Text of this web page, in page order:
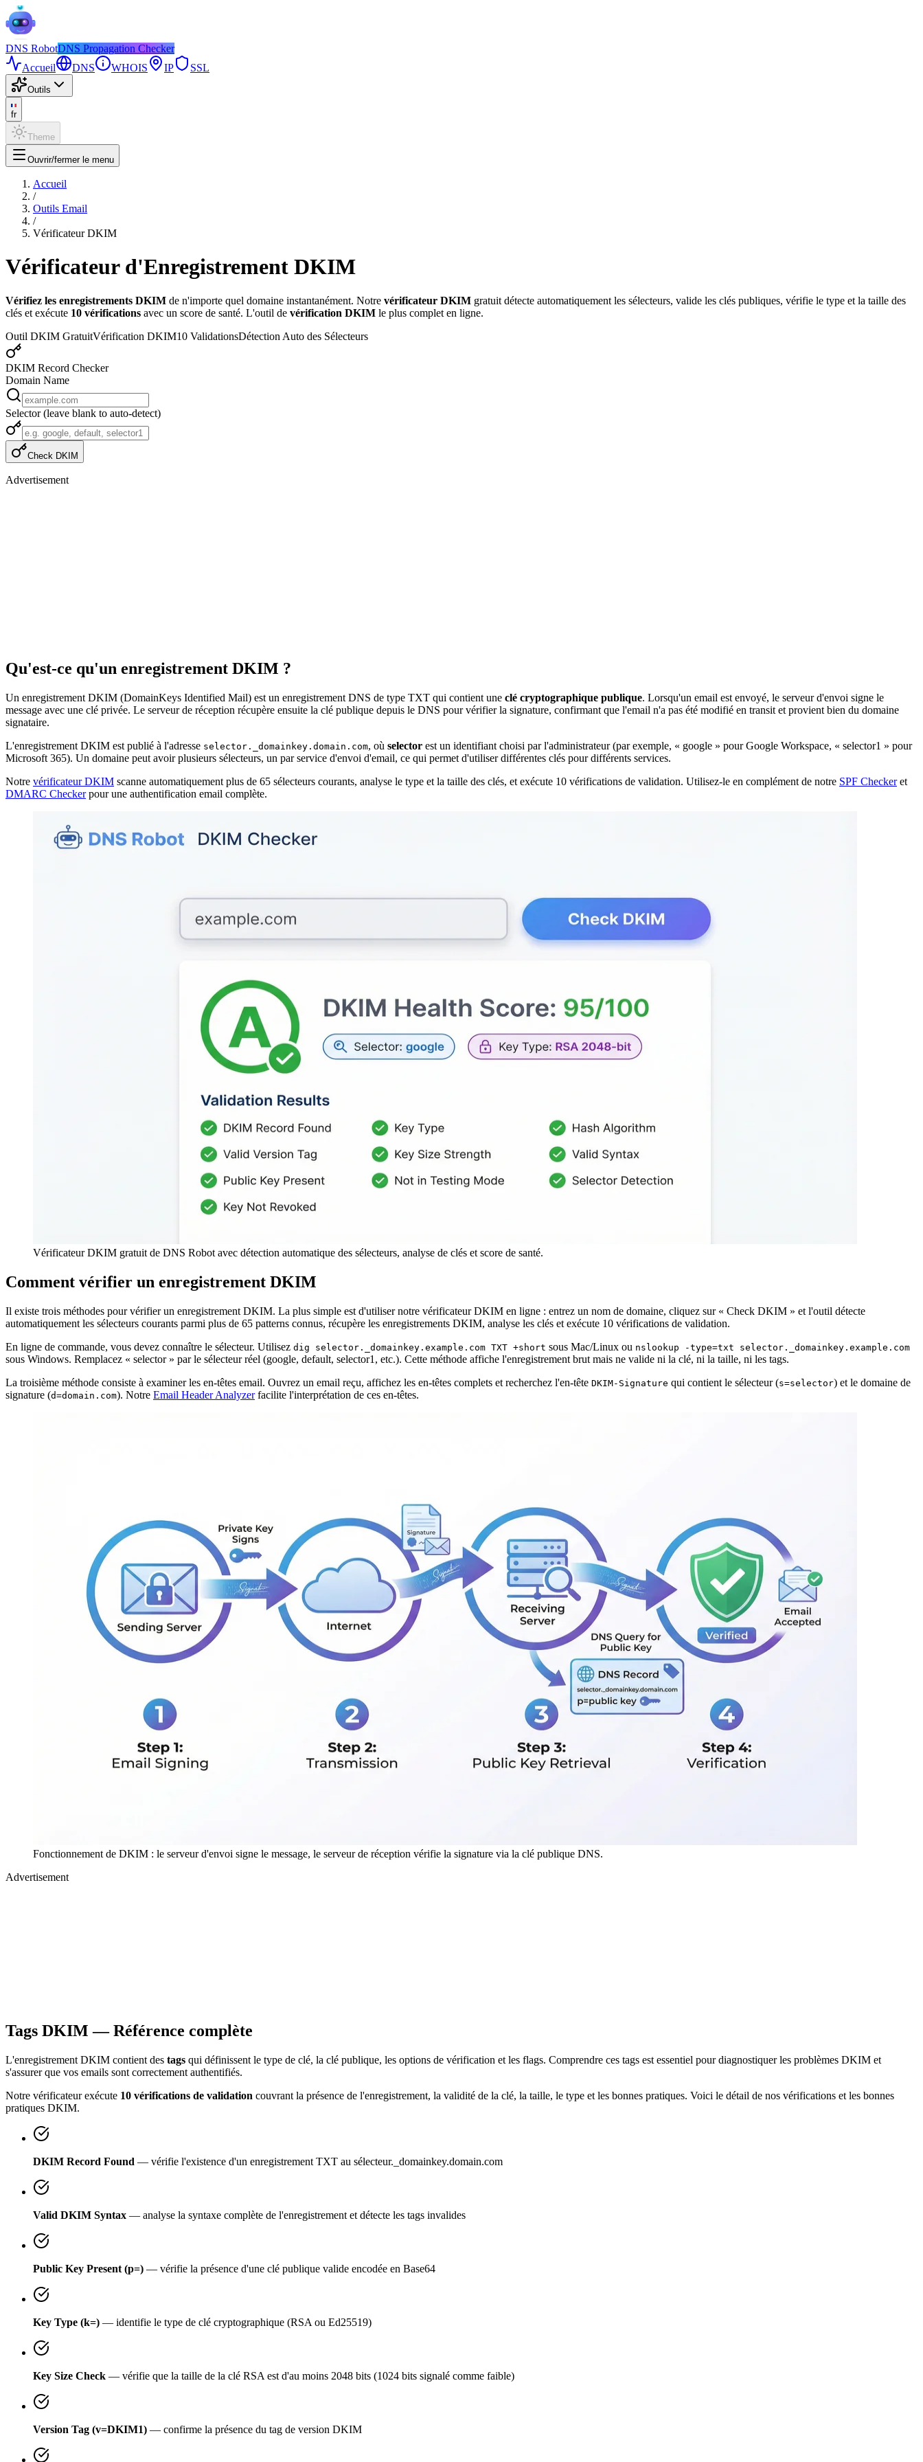
DNS RobotDNS Propagation Checker
Accueil
DNS WHOIS IP SSL
Outils
fr
Theme
Ouvrir/fermer le menu
Accueil
/
Outils Email
/
Vérificateur DKIM
Vérificateur d'Enregistrement DKIM
Vérifiez les enregistrements DKIM de n'importe quel domaine instantanément. Notre vérificateur DKIM gratuit détecte automatiquement les sélecteurs, valide les clés publiques, vérifie le type et la taille des
clés et exécute 10 vérifications avec un score de santé. L'outil de vérification DKIM le plus complet en ligne.
Outil DKIM GratuitVérification DKIM10 ValidationsDétection Auto des Sélecteurs
DKIM Record Checker
Domain Name
Selector(leave blank to auto-detect)
Check DKIM
Advertisement
Qu'est-ce qu'un enregistrement DKIM ?
Un enregistrement DKIM (DomainKeys Identified Mail) est un enregistrement DNS de type TXT qui contient une clé cryptographique publique. Lorsqu'un email est envoyé, le serveur d'envoi signe le
message avec une clé privée. Le serveur de réception récupère ensuite la clé publique depuis le DNS pour vérifier la signature, confirmant que l'email n'a pas été modifié en transit et provient bien du domaine
signataire.
L'enregistrement DKIM est publié à l'adresse selector._domainkey.domain.com, où selector est un identifiant choisi par l'administrateur (par exemple, « google » pour Google Workspace, « selector1 » pour
Microsoft 365). Un domaine peut avoir plusieurs sélecteurs, un par service d'envoi d'email, ce qui permet d'utiliser différentes clés pour différents services.
Notre vérificateur DKIM scanne automatiquement plus de 65 sélecteurs courants, analyse le type et la taille des clés, et exécute 10 vérifications de validation. Utilisez-le en complément de notre SPF Checkeret
DMARC Checkerpour une authentification email complète.
Vérificateur DKIM gratuit de DNS Robot avec détection automatique des sélecteurs, analyse de clés et score de santé.
Comment vérifier un enregistrement DKIM
Il existe trois méthodes pour vérifier un enregistrement DKIM. La plus simple est d'utiliser notre vérificateur DKIM en ligne : entrez un nom de domaine, cliquez sur « Check DKIM » et l'outil détecte
automatiquement les sélecteurs courants parmi plus de 65 patterns connus, récupère les enregistrements DKIM, analyse les clés et exécute 10 vérifications de validation.
En ligne de commande, vous devez connaître le sélecteur. Utilisez dig selector._domainkey.example.com TXT +short sous Mac/Linux ou nslookup -type=txt selector._domainkey.example.com
sous Windows. Remplacez « selector » par le sélecteur réel (google, default, selector1, etc.). Cette méthode affiche l'enregistrement brut mais ne valide ni la clé, ni la taille, ni les tags.
La troisième méthode consiste à examiner les en-têtes email. Ouvrez un email reçu, affichez les en-têtes complets et recherchez l'en-tête DKIM-Signature qui contient le sélecteur (s=selector) et le domaine de
signature (d=domain.com). Notre Email Header Analyzerfacilite l'interprétation de ces en-têtes.
Fonctionnement de DKIM : le serveur d'envoi signe le message, le serveur de réception vérifie la signature via la clé publique DNS.
Advertisement
Tags DKIM — Référence complète
L'enregistrement DKIM contient des tags qui définissent le type de clé, la clé publique, les options de vérification et les flags. Comprendre ces tags est essentiel pour diagnostiquer les problèmes DKIM et
s'assurer que vos emails sont correctement authentifiés.
Notre vérificateur exécute 10 vérifications de validation couvrant la présence de l'enregistrement, la validité de la clé, la taille, le type et les bonnes pratiques. Voici le détail de nos vérifications et les bonnes
pratiques DKIM.
DKIM Record Found — vérifie l'existence d'un enregistrement TXT au sélecteur._domainkey.domain.com
Valid DKIM Syntax — analyse la syntaxe complète de l'enregistrement et détecte les tags invalides
Public Key Present (p=) — vérifie la présence d'une clé publique valide encodée en Base64
Key Type (k=) — identifie le type de clé cryptographique (RSA ou Ed25519)
Key Size Check — vérifie que la taille de la clé RSA est d'au moins 2048 bits (1024 bits signalé comme faible)
Version Tag (v=DKIM1) — confirme la présence du tag de version DKIM